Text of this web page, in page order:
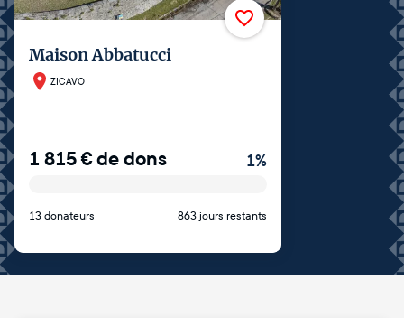
Maison Abbatucci
ZICAVO
1 815€de dons 1%
13 donateurs 863 jours restants